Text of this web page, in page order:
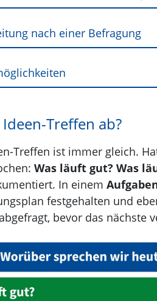
nach einer Befragung
Treffen ab?
Treffen ist immer gleich.
Was läuft gut? Was
In einem
festgehalten und
bevor das